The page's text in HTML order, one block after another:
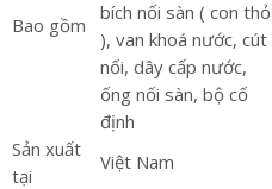
Bao gồm
bích nối sàn ( con thỏ
), van khoá nước, cút
nối, dây cấp nước,
ống nối sàn, bộ cố
định
Sản xuất
tại
Việt Nam